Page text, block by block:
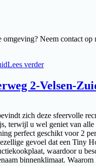
Neem contact op
Lees verder
2-Velsen-
zich deze sfeervolle
terwijl u wel geniet van
perfect geschikt voor 2
gevoel dat een Tiny
waardoor u
binnenklimaat.